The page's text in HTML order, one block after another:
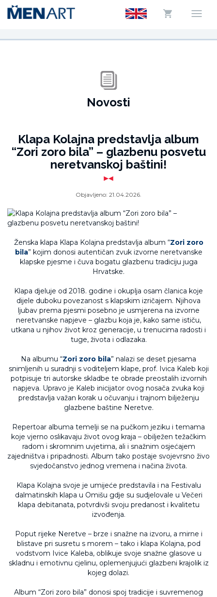
Novosti
Klapa Kolajna predstavlja album
“Zori zoro bila” – glazbenu posvetu
neretvanskoj baštini!
Objavljeno: 21.04.2026.
Ženska klapa Klapa Kolajna predstavlja album “Zori zoro
bila” kojim donosi autentičan zvuk izvorne neretvanske
klapske pjesme i čuva bogatu glazbenu tradiciju juga
Hrvatske.
Klapa djeluje od 2018. godine i okuplja osam članica koje
dijele duboku povezanost s klapskim izričajem. Njihova
ljubav prema pjesmi posebno je usmjerena na izvorne
neretvanske napjeve – glazbu koja je, kako same ističu,
utkana u njihov život kroz generacije, u trenucima radosti i
tuge, života i odlazaka.
Na albumu “Zori zoro bila” nalazi se deset pjesama
snimljenih u suradnji s voditeljem klape, prof. Ivica Kaleb koji
potpisuje tri autorske skladbe te obrade preostalih izvornih
napjeva. Upravo je Kaleb inicijator ovog nosača zvuka koji
predstavlja važan korak u očuvanju i trajnom bilježenju
glazbene baštine Neretve.
Repertoar albuma temelji se na pučkom jeziku i temama
koje vjerno oslikavaju život ovog kraja – obilježen težačkim
radom i skromnim uvjetima, ali i snažnim osjećajem
zajedništva i pripadnosti. Album tako postaje svojevrsno živo
svjedočanstvo jednog vremena i načina života.
Klapa Kolajna svoje je umijeće predstavila i na Festivalu
dalmatinskih klapa u Omišu gdje su sudjelovale u Večeri
klapa debitanata, potvrdivši svoju predanost i kvalitetu
izvođenja.
Poput rijeke Neretve – brze i snažne na izvoru, a mirne i
blistave pri susretu s morem – tako i klapa Kolajna, pod
vodstvom Ivice Kaleba, oblikuje svoje snažne glasove u
skladnu i emotivnu cjelinu, oplemenjujući glazbeni krajolik iz
kojeg dolazi.
Album “Zori zoro bila” donosi spoj tradicije i suvremenog